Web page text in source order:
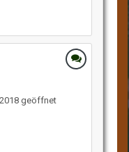
geöffnet